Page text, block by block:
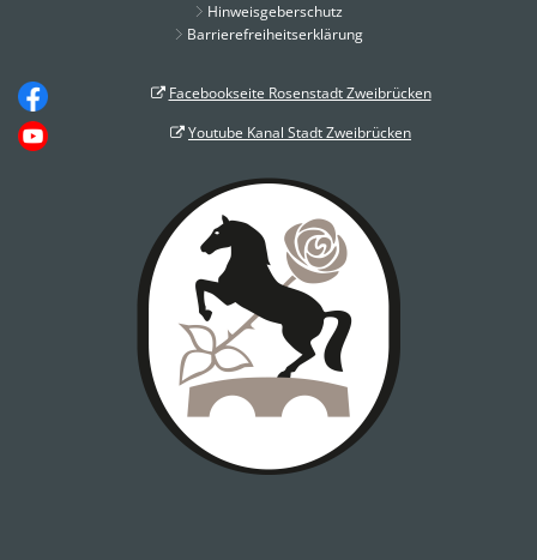
Hinweisgeberschutz
Barrierefreiheitserklärung
Facebookseite Rosenstadt Zweibrücken
Youtube Kanal Stadt Zweibrücken